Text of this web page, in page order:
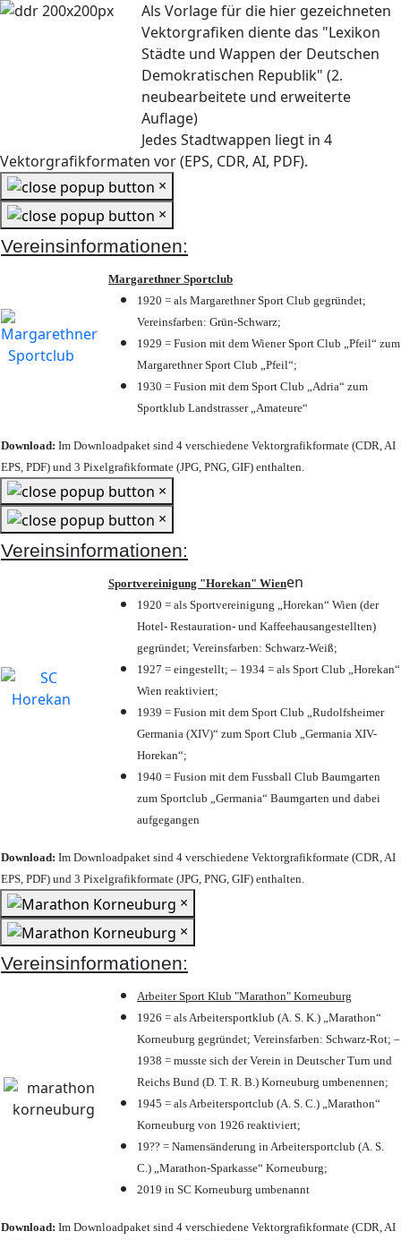
Als Vorlage für die hier gezeichneten
Vektorgrafiken diente das "Lexikon
Städte und Wappen der Deutschen
Demokratischen Republik" (2.
neubearbeitete und erweiterte
Auflage)
Jedes Stadtwappen liegt in 4
Vektorgrafikformaten vor (EPS, CDR, AI, PDF).
×
×
Vereinsinformationen:
Margarethner Sportclub
1920 = als Margarethner Sport Club gegründet;
Vereinsfarben: Grün-Schwarz;
1929 = Fusion mit dem Wiener Sport Club „Pfeil“ zum
Margarethner Sport Club „Pfeil“;
1930 = Fusion mit dem Sport Club „Adria“ zum
Sportklub Landstrasser „Amateure“
Download: Im Downloadpaket sind 4 verschiedene Vektorgrafikformate (CDR, AI
EPS, PDF) und 3 Pixelgrafikformate (JPG, PNG, GIF) enthalten.
×
×
Vereinsinformationen:
Sportvereinigung "Horekan" Wienen
1920 = als Sportvereinigung „Horekan“ Wien (der
Hotel- Restauration- und Kaffeehausangestellten)
gegründet; Vereinsfarben: Schwarz-Weiß;
1927 = eingestellt; – 1934 = als Sport Club „Horekan“
Wien reaktiviert;
1939 = Fusion mit dem Sport Club „Rudolfsheimer
Germania (XIV)“ zum Sport Club „Germania XIV-
Horekan“;
1940 = Fusion mit dem Fussball Club Baumgarten
zum Sportclub „Germania“ Baumgarten und dabei
aufgegangen
Download: Im Downloadpaket sind 4 verschiedene Vektorgrafikformate (CDR, AI
EPS, PDF) und 3 Pixelgrafikformate (JPG, PNG, GIF) enthalten.
×
×
Vereinsinformationen:
Arbeiter Sport Klub "Marathon" Korneuburg
1926 = als Arbeitersportklub (A. S. K.) „Marathon“
Korneuburg gegründet; Vereinsfarben: Schwarz-Rot; –
1938 = musste sich der Verein in Deutscher Turn und
Reichs Bund (D. T. R. B.) Korneuburg umbenennen;
1945 = als Arbeitersportclub (A. S. C.) „Marathon“
Korneuburg von 1926 reaktiviert;
19?? = Namensänderung in Arbeitersportclub (A. S.
C.) „Marathon-Sparkasse“ Korneuburg;
2019 in SC Korneuburg umbenannt
Download: Im Downloadpaket sind 4 verschiedene Vektorgrafikformate (CDR, AI